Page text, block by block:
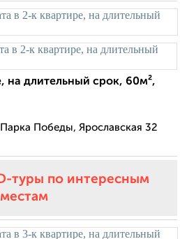
на длительный срок, 60м²,
Победы, Ярославская 32
туры по интересным
местам